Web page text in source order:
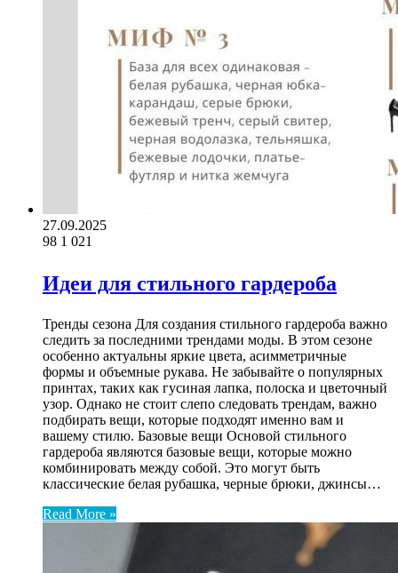
27.09.2025
98 1 021
Идеи для стильного гардероба
Тренды сезона Для создания стильного гардероба важно
следить за последними трендами моды. В этом сезоне
особенно актуальны яркие цвета, асимметричные
формы и объемные рукава. Не забывайте о популярных
принтах, таких как гусиная лапка, полоска и цветочный
узор. Однако не стоит слепо следовать трендам, важно
подбирать вещи, которые подходят именно вам и
вашему стилю. Базовые вещи Основой стильного
гардероба являются базовые вещи, которые можно
комбинировать между собой. Это могут быть
классические белая рубашка, черные брюки, джинсы…
Read More »